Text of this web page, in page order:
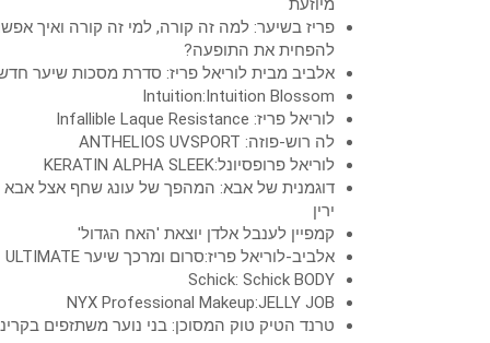
מיוזעת
פריז בשיער: למה זה קורה, למי זה קורה ואיך
להפחית את התופעה?
אלביב מבית לוריאל פריז: סדרת מסכות שיער
Intuition:Intuition Blossom
לוריאל פריז: Infallible Laque Resistance
לה רוש-פוזה: ANTHELIOS UVSPORT
לוריאל פרופסיונל:KERATIN ALPHA SLEEK
דוגמנית של אבא: המהפך של עונג שחף אצל אבא
ירין
קמפיין לענבל אלדן יוצאת 'האח הגדול'
אלביב-לוריאל פריז:סרום ומרכך שיער ULTIMATE
Schick: Schick BODY
NYX Professional Makeup:JELLY JOB
טרנד הטיק טוק המסוכן: בני נוער משתזפים